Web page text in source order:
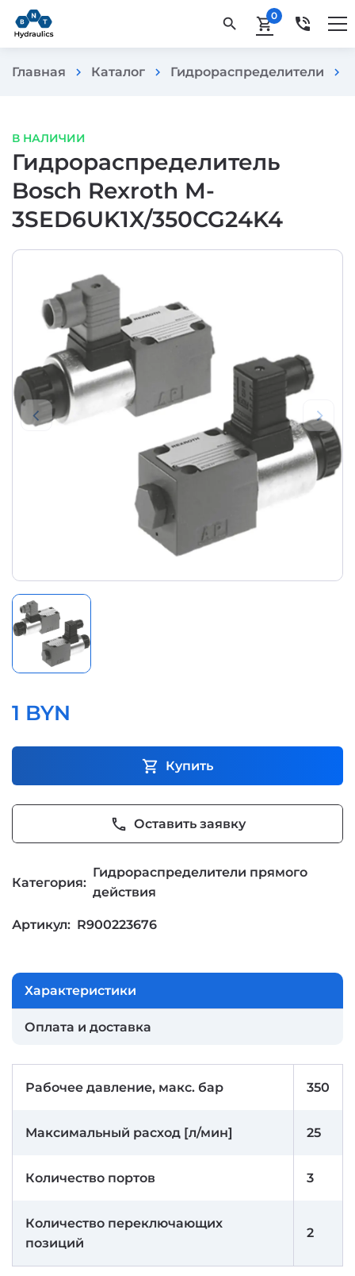
search shopping_cart0 phone_in_talk
Главная chevron_right Каталог chevron_right Гидрораспределители chevron_right
В НАЛИЧИИ
Гидрораспределитель
Bosch Rexroth M-
3SED6UK1X/350CG24K4
1 BYN
shopping_cart Купить
phone Оставить заявку
Категория:
Гидрораспределители прямого
действия
Артикул: R900223676
Характеристики
Оплата и доставка
Рабочее давление, макс. бар 350
Максимальный расход [л/мин] 25
Количество портов 3
Количество переключающих
позиций
2